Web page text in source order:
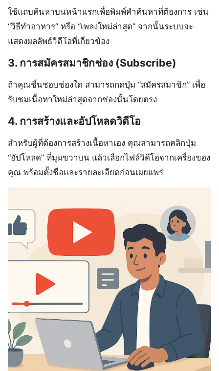
ใช้แถบค้นหาบนหน้าแรกเพื่อพิมพ์คำค้นหาที่ต้องการ เช่น
“วิธีทำอาหาร” หรือ “เพลงใหม่ล่าสุด” จากนั้นระบบจะ
แสดงผลลัพธ์วิดีโอที่เกี่ยวข้อง
3. การสมัครสมาชิกช่อง (Subscribe)
ถ้าคุณชื่นชอบช่องใด สามารถกดปุ่ม “สมัครสมาชิก” เพื่อ
รับชมเนื้อหาใหม่ล่าสุดจากช่องนั้นโดยตรง
4. การสร้างและอัปโหลดวิดีโอ
สำหรับผู้ที่ต้องการสร้างเนื้อหาเอง คุณสามารถคลิกปุ่ม
“อัปโหลด” ที่มุมขวาบน แล้วเลือกไฟล์วิดีโอจากเครื่องของ
คุณ พร้อมตั้งชื่อและรายละเอียดก่อนเผยแพร่